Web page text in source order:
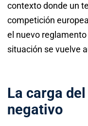
contexto donde un
competición
el nuevo reglamento
situación se vuelve
La carga
negativo